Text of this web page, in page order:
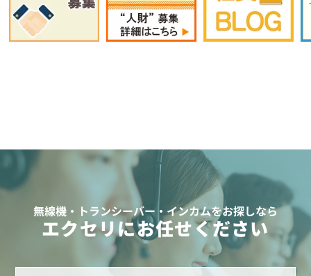
無線機・トランシーバー・インカムをお探しなら
エクセリにお任せください